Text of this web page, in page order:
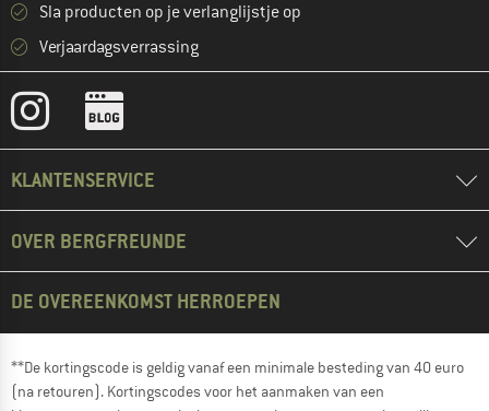
Sla producten op je verlanglijstje op
Verjaardagsverrassing
KLANTENSERVICE
OVER BERGFREUNDE
DE OVEREENKOMST HERROEPEN
**De kortingscode is geldig vanaf een minimale besteding van 40 euro
(na retouren). Kortingscodes voor het aanmaken van een